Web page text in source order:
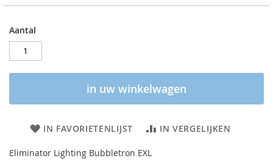
Aantal
in uw winkelwagen
IN FAVORIETENLIJST IN VERGELIJKEN
Eliminator Lighting Bubbletron EXL